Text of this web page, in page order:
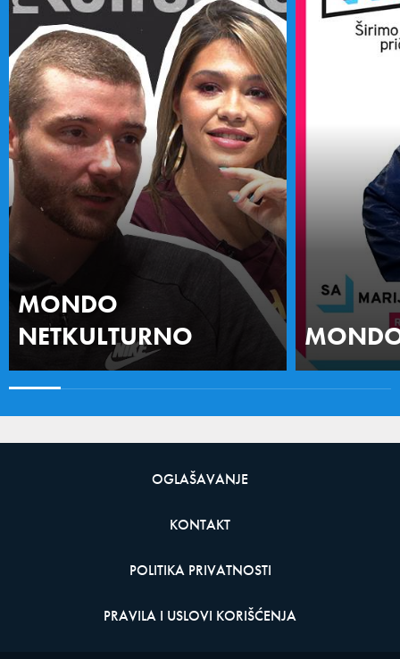
MONDO
NETKULTURNO
OGLAŠAVANJE
KONTAKT
POLITIKA PRIVATNOSTI
PRAVILA I USLOVI KORIŠĆENJA